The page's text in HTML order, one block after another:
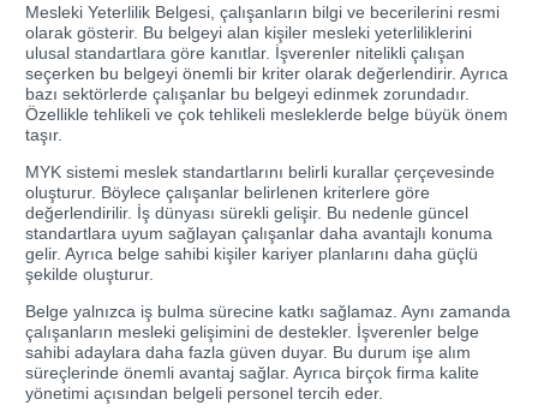
Mesleki Yeterlilik Belgesi, çalışanların bilgi ve becerilerini resmi
olarak gösterir. Bu belgeyi alan kişiler mesleki yeterliliklerini
ulusal standartlara göre kanıtlar. İşverenler nitelikli çalışan
seçerken bu belgeyi önemli bir kriter olarak değerlendirir. Ayrıca
bazı sektörlerde çalışanlar bu belgeyi edinmek zorundadır.
Özellikle tehlikeli ve çok tehlikeli mesleklerde belge büyük önem
taşır.
MYK sistemi meslek standartlarını belirli kurallar çerçevesinde
oluşturur. Böylece çalışanlar belirlenen kriterlere göre
değerlendirilir. İş dünyası sürekli gelişir. Bu nedenle güncel
standartlara uyum sağlayan çalışanlar daha avantajlı konuma
gelir. Ayrıca belge sahibi kişiler kariyer planlarını daha güçlü
şekilde oluşturur.
Belge yalnızca iş bulma sürecine katkı sağlamaz. Aynı zamanda
çalışanların mesleki gelişimini de destekler. İşverenler belge
sahibi adaylara daha fazla güven duyar. Bu durum işe alım
süreçlerinde önemli avantaj sağlar. Ayrıca birçok firma kalite
yönetimi açısından belgeli personel tercih eder.